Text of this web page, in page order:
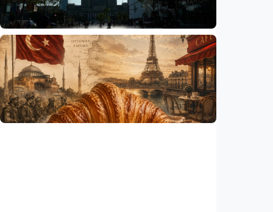
Indonesia •06 Aug 2026
Humaniora
Gelombang panas bisa memicu kecemasan
hingga depresi pada anak, ini temuan
peneliti
Indonesia•06 Aug 2026